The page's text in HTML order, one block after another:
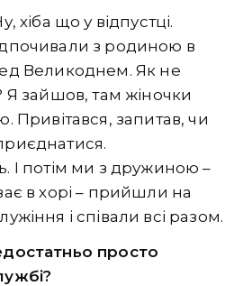
хіба що у відпустці.
з родиною в
Великоднем. Як не
Я зайшов, там жіночки
Привітався, запитав, чи
І потім ми з дружиною –
в хорі – прийшли на
і співали всі разом.
просто